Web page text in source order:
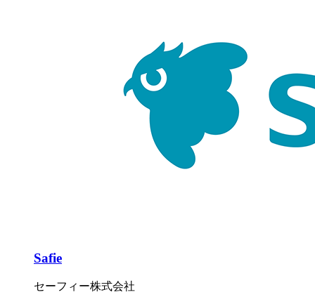
Safie
セーフィー株式会社